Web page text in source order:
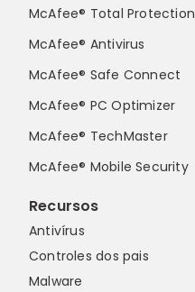
McAfee® Total Protection
McAfee® Antivirus
McAfee® Safe Connect
McAfee® PC Optimizer
McAfee® TechMaster
McAfee® Mobile Security
Recursos
Antivírus
Controles dos pais
Malware